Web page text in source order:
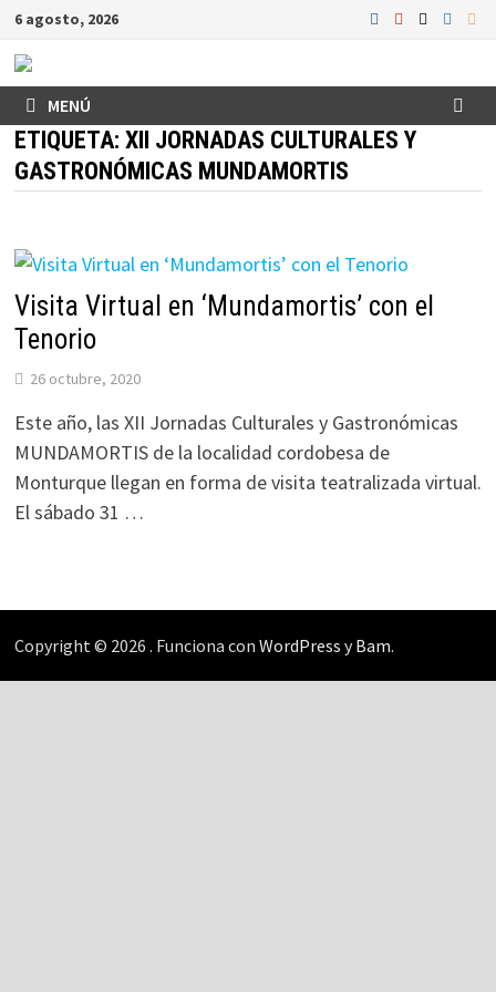
Saltar
contenido
6 agosto, 2026
MENÚ
ETIQUETA: XII JORNADAS CULTURALES Y
GASTRONÓMICAS MUNDAMORTIS
Visita Virtual en ‘Mundamortis’ con el
Tenorio
26 octubre, 2020
Este año, las XII Jornadas Culturales y Gastronómicas
MUNDAMORTIS de la localidad cordobesa de
Monturque llegan en forma de visita teatralizada virtual.
El sábado 31 …
Copyright © 2026 . Funciona con WordPress yBam.